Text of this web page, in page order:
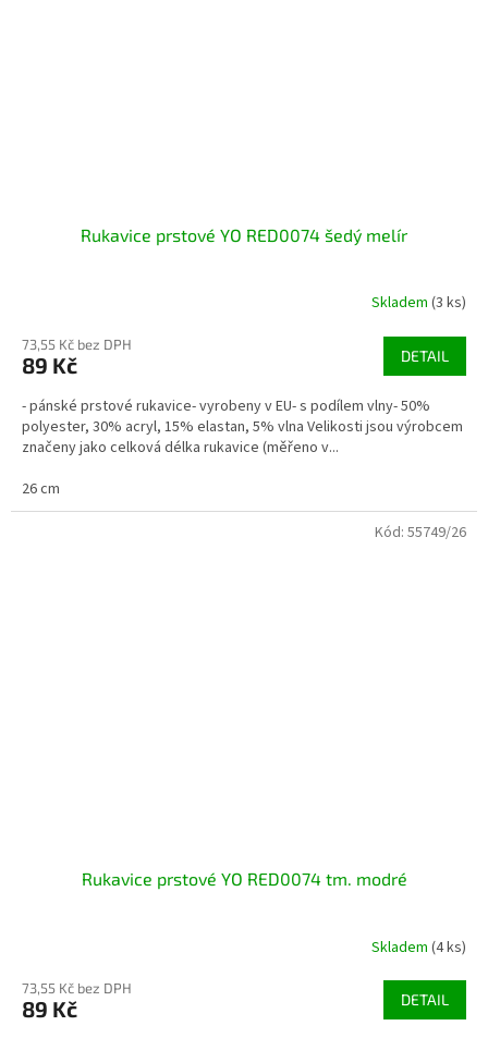
Rukavice prstové YO RED0074 šedý melír
Skladem (3 ks)
73,55 Kč bez DPH
89 Kč DETAIL
- pánské prstové rukavice- vyrobeny v EU- s podílem vlny- 50%
polyester, 30% acryl, 15% elastan, 5% vlna Velikosti jsou výrobcem
značeny jako celková délka rukavice (měřeno v...
26 cm
Rukavice prstové YO RED0074 tm. modré
Skladem (4 ks)
73,55 Kč bez DPH
89 Kč DETAIL
Kód: 55749/26